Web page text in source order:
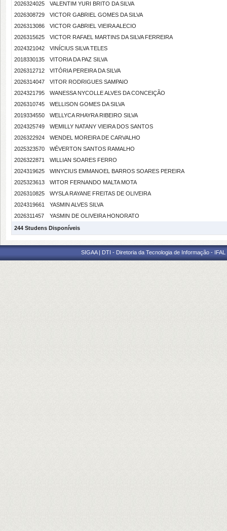
2026324025
VALENTIM YURI BRITO DA SILVA
2026308729
VICTOR GABRIEL GOMES DA SILVA
2026313086
VICTOR GABRIEL VIEIRA ALECIO
2026315625
VICTOR RAFAEL MARTINS DA SILVA FERREIRA
2024321042
VINÍCIUS SILVA TELES
2018330135
VITORIA DA PAZ SILVA
2026312712
VITÓRIA PEREIRA DA SILVA
2026314047
VITOR RODRIGUES SAMPAIO
2024321795
WANESSA NYCOLLE ALVES DA CONCEIÇÃO
2026310745
WELLISON GOMES DA SILVA
2019334550
WELLYCA RHAYRA RIBEIRO SILVA
2024325749
WEMILLY NATANY VIEIRA DOS SANTOS
2026322924
WENDEL MOREIRA DE CARVALHO
2025323570
WÉVERTON SANTOS RAMALHO
2026322871
WILLIAN SOARES FERRO
2024319625
WINYCIUS EMMANOEL BARROS SOARES PEREIRA
2025323613
WITOR FERNANDO MALTA MOTA
2026310825
WYSLA RAYANE FREITAS DE OLIVEIRA
2024319661
YASMIN ALVES SILVA
2026311457
YASMIN DE OLIVEIRA HONORATO
244 Studens Disponíveis
SIGAA | DTI - Diretoria da Tecnologia de Informação -